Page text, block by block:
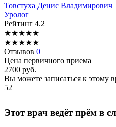
Товстуха Денис Владимирович
Уролог
Рейтинг 4.2
★★★★★
★★★★★
Отзывов 0
Цена первичного приема
2700 руб.
Вы можете записаться к этому
52
Этот врач ведёт прём в